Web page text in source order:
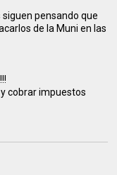
pensando que
de la Muni en las
cobrar impuestos